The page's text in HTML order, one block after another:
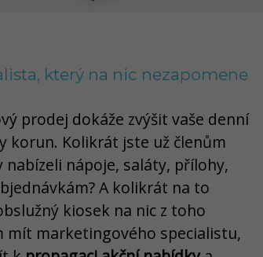
který na nic nezapomene
prodej dokáže zvýšit vaše denní
korun. Kolikrát jste už členům
nápoje, saláty, přílohy,
A kolikrát na to
kiosek na nic z toho
mít marketingového specialistu,